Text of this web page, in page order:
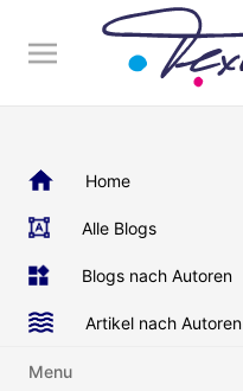
Home
Alle Blogs
Blogs nach Autoren
Artikel nach Autoren
Menu